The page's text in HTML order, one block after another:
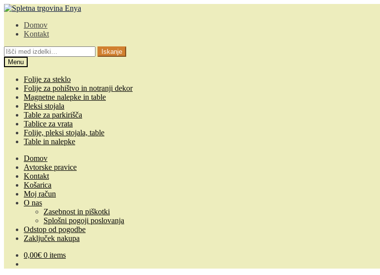
Skip
navigation
Skip
contentDomov
Kontakt
Išči:
Iskanje
Menu
Folije za steklo
Folije za pohištvo in notranji dekor
Magnetne nalepke in table
Pleksi stojala
Table za parkirišča
Tablice za vrata
Folije, pleksi stojala, table
Table in nalepke
Domov
Avtorske pravice
Kontakt
Košarica
Moj račun
O nas
Zasebnost in piškotki
Splošni pogoji poslovanja
Odstop od pogodbe
Zaključek nakupa
0,00€ 0 items